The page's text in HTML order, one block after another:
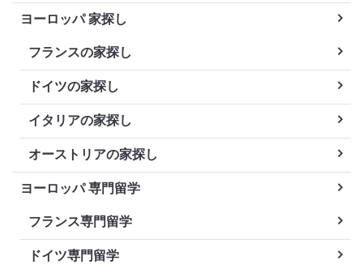
ヨーロッパ 家探し
フランスの家探し
ドイツの家探し
イタリアの家探し
オーストリアの家探し
ヨーロッパ 専門留学
フランス専門留学
ドイツ専門留学